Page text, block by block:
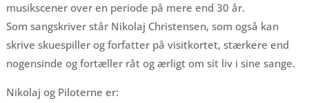
musikscener over en periode på mere end 30 år.
Som sangskriver står Nikolaj Christensen, som også kan
skrive skuespiller og forfatter på visitkortet, stærkere end
nogensinde og fortæller råt og ærligt om sit liv i sine sange.
Nikolaj og Piloterne er: